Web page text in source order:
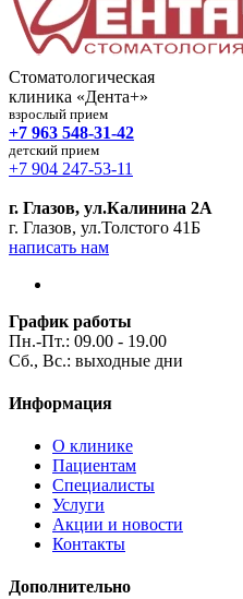
Стоматологическая
клиника «Дента+»
взрослый прием
+7 963 548-31-42
детский прием
+7 904 247-53-11
г. Глазов, ул.Калинина 2А
г. Глазов, ул.Толстого 41Б
написать нам
График работы
Пн.-Пт.: 09.00 - 19.00
Сб., Вс.: выходные дни
Информация
О клинике
Пациентам
Специалисты
Услуги
Акции и новости
Контакты
Дополнительно